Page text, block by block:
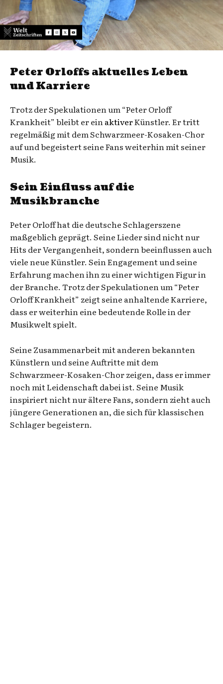
Peter Orloffs aktuelles Leben
und Karriere
Trotz der Spekulationen um “Peter Orloff
Krankheit” bleibt er einaktiverKünstler. Er tritt
regelmäßig mit dem Schwarzmeer-Kosaken-Chor
auf und begeistert seine Fans weiterhin mit seiner
Musik.
Sein Einfluss auf die
Musikbranche
Peter Orloff hat die deutsche Schlagerszene
maßgeblich geprägt. Seine Lieder sind nicht nur
Hits der Vergangenheit, sondern beeinflussen auch
viele neue Künstler. Sein Engagement und seine
Erfahrung machen ihn zu einer wichtigen Figur in
der Branche. Trotz der Spekulationen um “Peter
Orloff Krankheit” zeigt seine anhaltende Karriere,
dass er weiterhin eine bedeutende Rolle in der
Musikwelt spielt.
Seine Zusammenarbeit mit anderen bekannten
Künstlern und seine Auftritte mit dem
Schwarzmeer-Kosaken-Chor zeigen, dass er immer
noch mit Leidenschaft dabei ist. Seine Musik
inspiriert nicht nur ältere Fans, sondern zieht auch
jüngere Generationen an, die sich für klassischen
Schlager begeistern.